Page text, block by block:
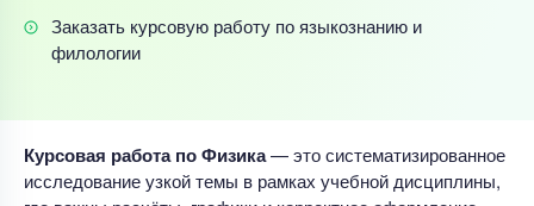
Заказать курсовую работу по языкознанию и
филологии
Курсовая работа по Физика— это систематизированное
исследование узкой темы в рамках учебной дисциплины,